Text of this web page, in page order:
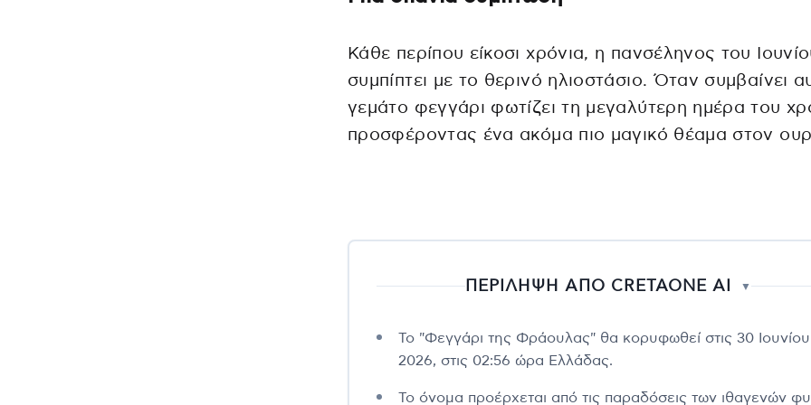
Κάθε περίπου είκοσι χρόνια, η πανσέληνος του
συμπίπτει με το θερινό ηλιοστάσιο. Όταν συμβαίνει
γεμάτο φεγγάρι φωτίζει τη μεγαλύτερη ημέρα του
προσφέροντας ένα ακόμα πιο μαγικό θέαμα στον
ΠΕΡΙΛΗΨΗ ΑΠΟ CRETAONE AI ▼
Το "Φεγγάρι της Φράουλας" θα κορυφωθεί στις 30 Ιουνίου
2026, στις 02:56 ώρα Ελλάδας.
Το όνομα προέρχεται από τις παραδόσεις των ιθαγενών